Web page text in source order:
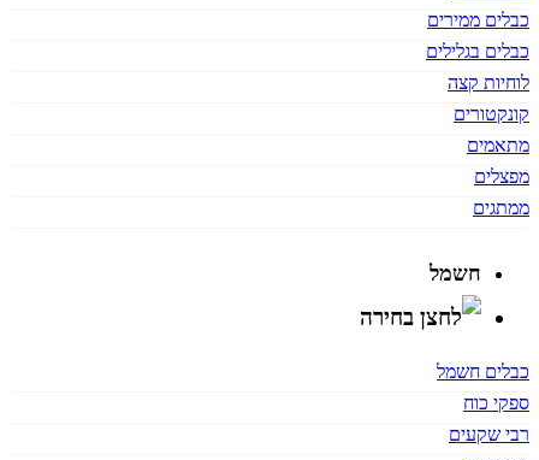
כבלים ממירים
כבלים בגלילים
לוחיות קצה
קונקטורים
מתאמים
מפצלים
ממתגים
חשמל
כבלים חשמל
ספקי כוח
רבי שקעים